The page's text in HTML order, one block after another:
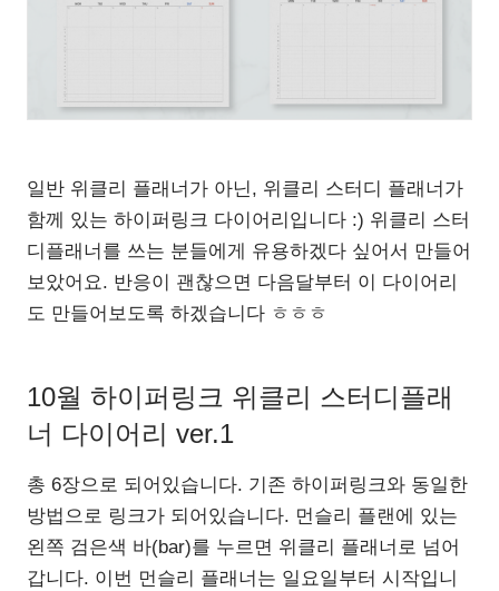
일반 위클리 플래너가 아닌, 위클리 스터디 플래너가
함께 있는 하이퍼링크 다이어리입니다 :) 위클리 스터
디플래너를 쓰는 분들에게 유용하겠다 싶어서 만들어
보았어요. 반응이 괜찮으면 다음달부터 이 다이어리
도 만들어보도록 하겠습니다 ㅎㅎㅎ
10월 하이퍼링크 위클리 스터디플래
너 다이어리 ver.1
총 6장으로 되어있습니다. 기존 하이퍼링크와 동일한
방법으로 링크가 되어있습니다. 먼슬리 플랜에 있는
왼쪽 검은색 바(bar)를 누르면 위클리 플래너로 넘어
갑니다. 이번 먼슬리 플래너는 일요일부터 시작입니